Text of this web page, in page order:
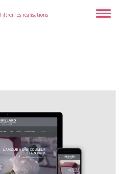
Toggle
Filtrer les réalisations